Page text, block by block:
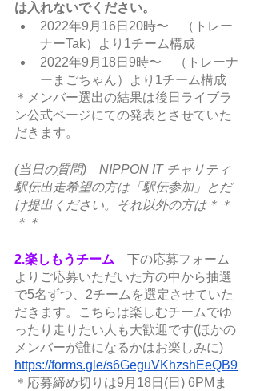
は入れないでください。
2022年9月16日20時〜　（トレー
ナーTak）より1チーム構成
2022年9月18日9時〜　（トレーナ
ーまごちゃん）より1チーム構成
＊メンバー選出の結果は後日ライブラ
ン公式ページにての発表とさせていた
だきます。
(当日の質問)　NIPPON IT チャリティ
駅伝出走希望の方は「駅伝参加」とだ
け提出ください。それ以外の方は＊＊
＊＊
2.楽しもうチーム 下の応募フォーム
よりご応募いただいた方の中から抽選
で5名ずつ、2チームを選定させていた
だきます。こちらは楽しむチームでゆ
ったり走りたい人も大歓迎です(ほかの
メンバーが誰になるかはお楽しみに)
https://forms.gle/s6GeguVKhzshEeQB9
＊応募締め切りは9月18日(日) 6PMま